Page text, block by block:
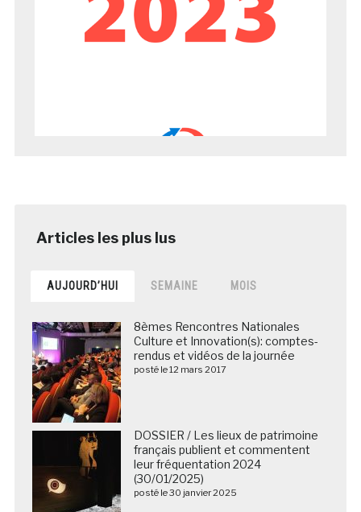
AUJOURD’HUI SEMAINE MOIS
8èmes Rencontres Nationales
Culture et Innovation(s): comptes-
rendus et vidéos de la journée
posté le 12 mars 2017
DOSSIER / Les lieux de patrimoine
français publient et commentent
leur fréquentation 2024
(30/01/2025)
posté le 30 janvier 2025